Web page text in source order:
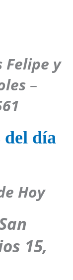
Felipe y
–
día
Hoy
15,